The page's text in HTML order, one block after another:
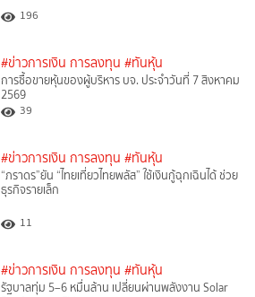
196
#ข่าวการเงิน การลงทุน #ทันหุ้น
การซื้อขายหุ้นของผู้บริหาร บจ. ประจำวันที่ 7 สิงหาคม
2569
39
#ข่าวการเงิน การลงทุน #ทันหุ้น
“ภราดร”ยัน “ไทยเที่ยวไทยพลัส” ใช้เงินกู้ฉุกเฉินได้ ช่วย
ธุรกิจรายเล็ก
11
#ข่าวการเงิน การลงทุน #ทันหุ้น
รัฐบาลทุ่ม 5–6 หมื่นล้าน เปลี่ยนผ่านพลังงาน Solar